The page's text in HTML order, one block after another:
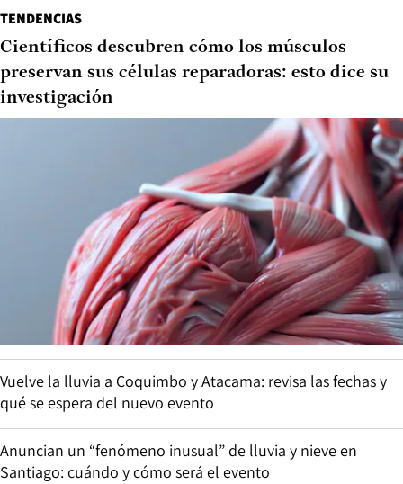
TENDENCIAS
Científicos descubren cómo los músculos
preservan sus células reparadoras: esto dice su
investigación
Vuelve la lluvia a Coquimbo y Atacama: revisa las fechas y
qué se espera del nuevo evento
Anuncian un “fenómeno inusual” de lluvia y nieve en
Santiago: cuándo y cómo será el evento